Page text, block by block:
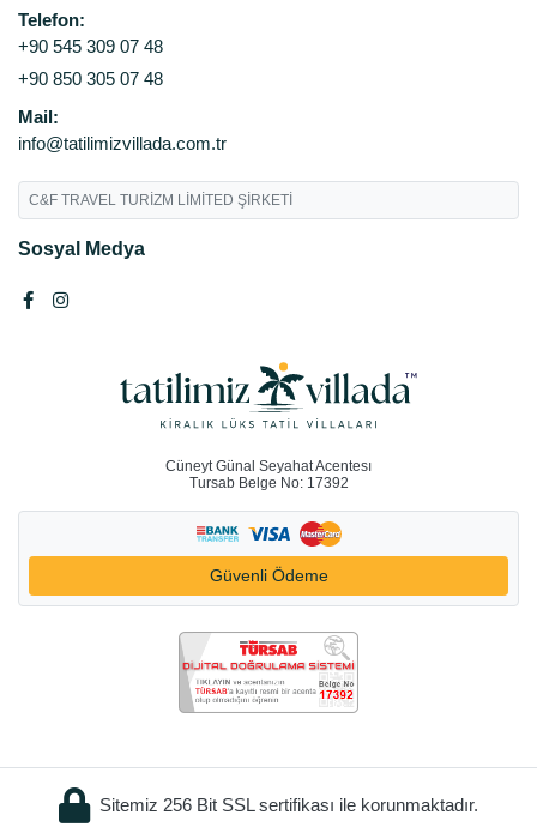
Telefon:
+90 545 309 07 48
+90 850 305 07 48
Mail:
info@tatilimizvillada.com.tr
C&F TRAVEL TURİZM LİMİTED ŞİRKETİ
Sosyal Medya
Cüneyt Günal Seyahat Acentesı
Tursab Belge No: 17392
Güvenli Ödeme
Sitemiz 256 Bit SSL sertifikası ile korunmaktadır.